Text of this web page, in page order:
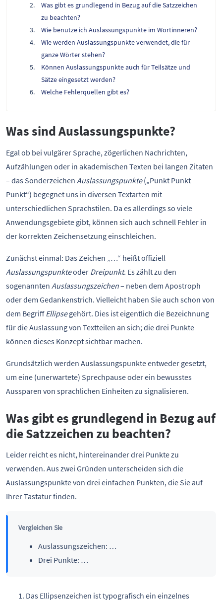
Was gibt es grundlegend in Bezug auf die Satzzeichen
zu beachten?
Wie benutze ich Auslassungspunkte im Wortinneren?
Wie werden Auslassungspunkte verwendet, die für
ganze Wörter stehen?
Können Auslassungspunkte auch für Teilsätze und
Sätze eingesetzt werden?
Welche Fehlerquellen gibt es?
Was sind Auslassungspunkte?
Egal ob bei vulgärer Sprache, zögerlichen Nachrichten,
Aufzählungen oder in akademischen Texten bei langen Zitaten
– das Sonderzeichen Auslassungspunkte(„Punkt Punkt
Punkt“) begegnet uns in diversen Textarten mit
unterschiedlichen Sprachstilen. Da es allerdings so viele
Anwendungsgebiete gibt, können sich auch schnell Fehler in
der korrekten Zeichensetzung einschleichen.
Zunächst einmal: Das Zeichen „…“ heißt offiziell
Auslassungspunkteoder Dreipunkt. Es zählt zu den
sogenannten Auslassungszeichen– neben dem Apostroph
oder dem Gedankenstrich. Vielleicht haben Sie auch schon von
dem BegriffEllipsegehört. Dies ist eigentlich die Bezeichnung
für die Auslassung von Textteilen an sich; die drei Punkte
können dieses Konzept sichtbar machen.
Grundsätzlich werden Auslassungspunkte entweder gesetzt,
um eine (unerwartete) Sprechpause oder ein bewusstes
Aussparen von sprachlichen Einheiten zu signalisieren.
Was gibt es grundlegend in Bezug auf
die Satzzeichen zu beachten?
Leider reicht es nicht, hintereinander drei Punkte zu
verwenden. Aus zwei Gründen unterscheiden sich die
Auslassungspunkte von drei einfachen Punkten, die Sie auf
Ihrer Tastatur finden.
Vergleichen Sie
Auslassungszeichen: …
Drei Punkte: …
Das Ellipsenzeichen ist typografisch ein einzelnes